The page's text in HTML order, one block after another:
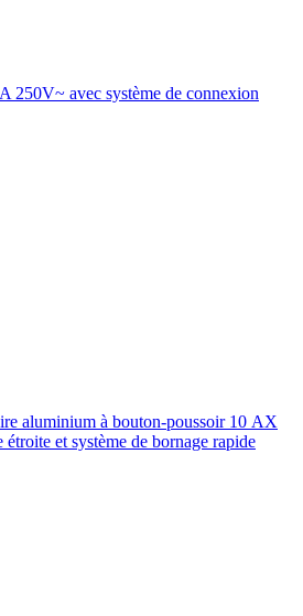
250V~ avec système de connexion
aluminium à bouton-poussoir 10 AX
et système de bornage rapide